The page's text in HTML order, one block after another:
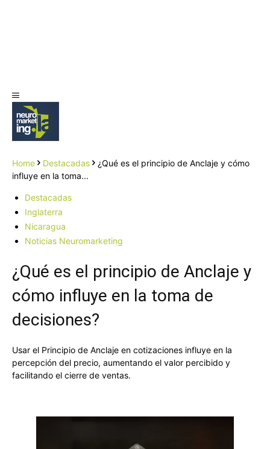
Home Destacadas
¿Qué es el principio de Anclaje y cómo
influye en la toma...
Destacadas
Inglaterra
Nicaragua
Noticias Neuromarketing
¿Qué es el principio de Anclaje y
cómo influye en la toma de
decisiones?
Usar el Principio de Anclaje en cotizaciones influye en la
percepción del precio, aumentando el valor percibido y
facilitando el cierre de ventas.